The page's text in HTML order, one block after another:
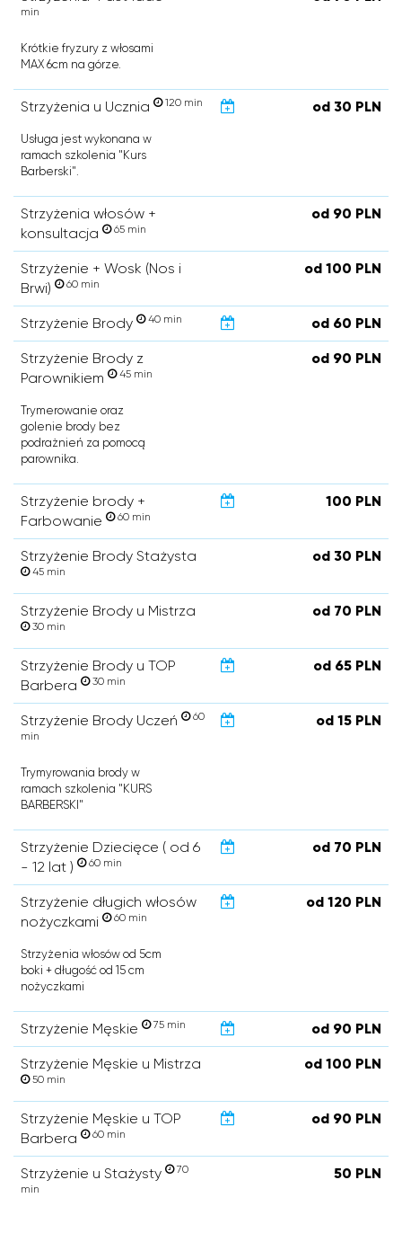
min
Krótkie fryzury z włosami
MAX 6cm na górze.
Strzyżenia u Ucznia 120 min od 30 PLN
Usługa jest wykonana w
ramach szkolenia "Kurs
Barberski".
Strzyżenia włosów +
konsultacja
65 min
od 90 PLN
Strzyżenie + Wosk (Nos i
Brwi)
60 min
od 100 PLN
Strzyżenie Brody 40 min od 60 PLN
Strzyżenie Brody z
Parownikiem
45 min
od 90 PLN
Trymerowanie oraz
golenie brody bez
podrażnień za pomocą
parownika.
Strzyżenie brody +
Farbowanie
60 min
100 PLN
Strzyżenie Brody Stażysta
45 min
od 30 PLN
Strzyżenie Brody u Mistrza
30 min
od 70 PLN
Strzyżenie Brody u TOP
Barbera
30 min
od 65 PLN
Strzyżenie Brody Uczeń
60
min
od 15 PLN
Trymyrowania brody w
ramach szkolenia "KURS
BARBERSKI"
Strzyżenie Dziecięce ( od 6
- 12 lat )
60 min
od 70 PLN
Strzyżenie długich włosów
nożyczkami
60 min
od 120 PLN
Strzyżenia włosów od 5cm
boki + długość od 15 cm
nożyczkami
Strzyżenie Męskie 75 min od 90 PLN
Strzyżenie Męskie u Mistrza
50 min
od 100 PLN
Strzyżenie Męskie u TOP
Barbera
60 min
od 90 PLN
Strzyżenie u Stażysty
70
min
50 PLN